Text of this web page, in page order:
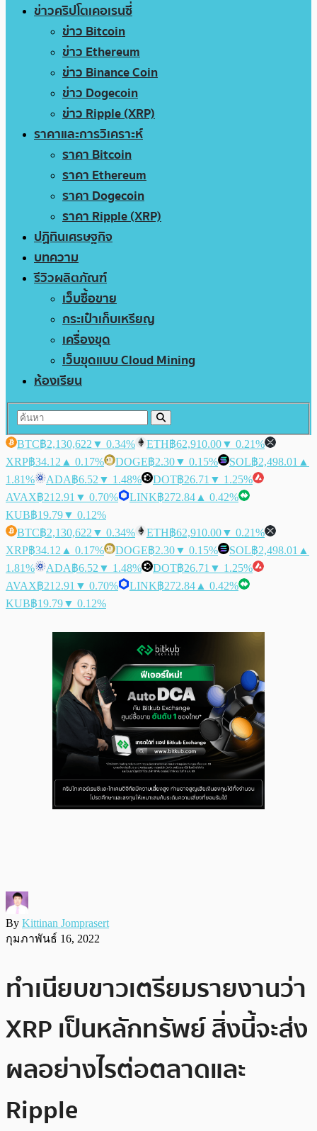
ข่าวคริปโตเคอเรนซี่
ข่าว Bitcoin
ข่าว Ethereum
ข่าว Binance Coin
ข่าว Dogecoin
ข่าว Ripple (XRP)
ราคาและการวิเคราะห์
ราคา Bitcoin
ราคา Ethereum
ราคา Dogecoin
ราคา Ripple (XRP)
ปฏิทินเศรษฐกิจ
บทความ
รีวิวผลิตภัณฑ์
เว็บซื้อขาย
กระเป๋าเก็บเหรียญ
เครื่องขุด
เว็บขุดแบบ Cloud Mining
ห้องเรียน
BTC฿2,130,622 ▼ 0.34% ETH฿62,910.00▼ 0.21%
XRP฿34.12 ▲ 0.17% DOGE฿2.30▼ 0.15% SOL฿2,498.01 ▲
1.81%
ADA฿6.52 ▼ 1.48% DOT฿26.71 ▼ 1.25%
AVAX฿212.91 ▼ 0.70% LINK฿272.84 ▲ 0.42%
KUB฿19.79▼ 0.12%
BTC฿2,130,622 ▼ 0.34% ETH฿62,910.00▼ 0.21%
XRP฿34.12 ▲ 0.17% DOGE฿2.30▼ 0.15% SOL฿2,498.01 ▲
1.81%
ADA฿6.52 ▼ 1.48% DOT฿26.71 ▼ 1.25%
AVAX฿212.91 ▼ 0.70% LINK฿272.84 ▲ 0.42%
KUB฿19.79▼ 0.12%
By Kittinan Jomprasert
กุมภาพันธ์ 16, 2022
ทำเนียบขาวเตรียมรายงานว่า
XRP เป็นหลักทรัพย์ สิ่งนี้จะส่ง
ผลอย่างไรต่อตลาดและ
Ripple